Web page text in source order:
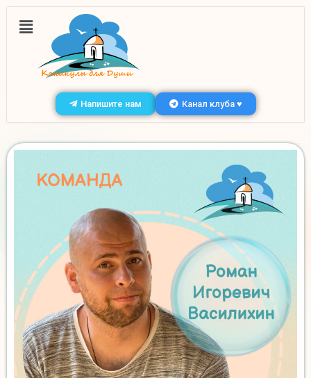
Напишите нам Канал клуба ♥